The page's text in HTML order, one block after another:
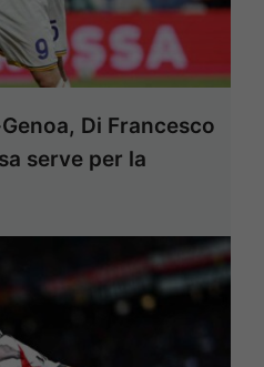
Di Francesco
serve per la